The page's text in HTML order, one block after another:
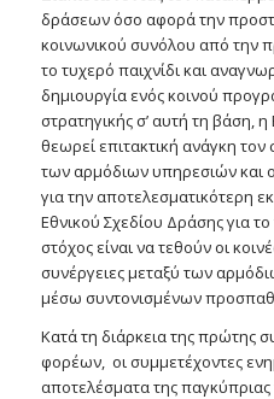
δράσεων όσο αφορά την
κοινωνικού συνόλου από την
το τυχερό παιχνίδι και
δημιουργία ενός κοινού
στρατηγικής σ’ αυτή τη βάση,
θεωρεί επιτακτική ανάγκη
των αρμόδιων υπηρεσιών και
για την αποτελεσματικότερη
Εθνικού Σχεδίου Δράσης για
στόχος είναι να τεθούν οι
συνέργειες μεταξύ των
μέσω συντονισμένων
Κατά τη διάρκεια της πρώτης
φορέων, οι συμμετέχοντες
αποτελέσματα της παγκύπριας